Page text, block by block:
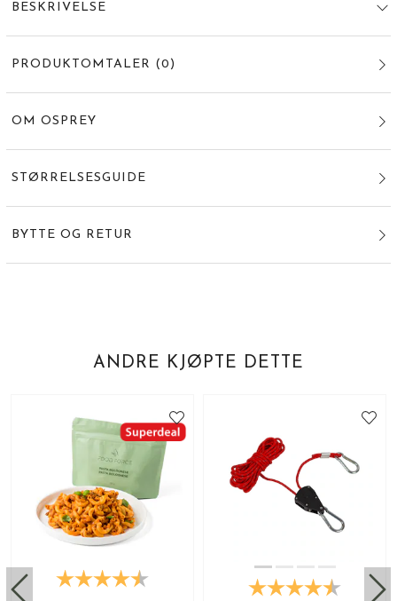
BESKRIVELSE
PRODUKTOMTALER (0 )
OM OSPREY
STØRRELSESGUIDE
BYTTE OG RETUR
ANDRE KJØPTE DETTE